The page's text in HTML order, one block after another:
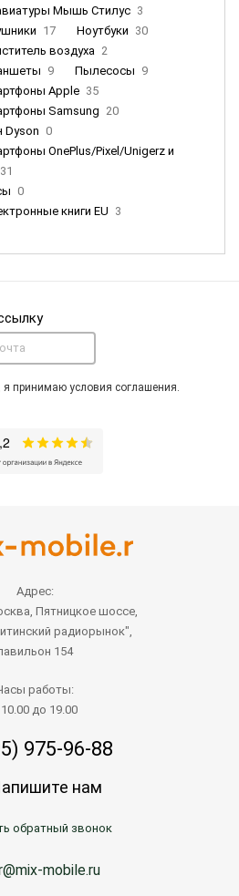
Мышь Стилус 3
17 Ноутбуки 30
воздуха 2
9 Пылесосы 9
Apple 35
Samsung 20
Dyson 0
OnePlus/Pixel/Unigerz и
31
0
книги EU 3
принимаю условия соглашения.
Адрес:
Пятницкое шоссе,
радиорынок",
154
работы:
10.00 до 19.00
975-96-88
нам
обратный звонок
mobile.ru